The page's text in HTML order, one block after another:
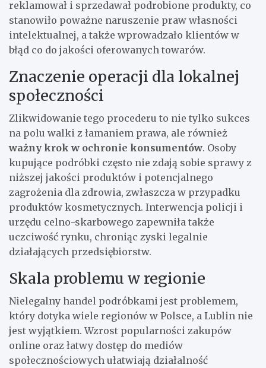
reklamował i sprzedawał podrobione produkty, co
stanowiło poważne naruszenie praw własności
intelektualnej, a także wprowadzało klientów w
błąd co do jakości oferowanych towarów.
Znaczenie operacji dla lokalnej
społeczności
Zlikwidowanie tego procederu to nie tylko sukces
na polu walki z łamaniem prawa, ale również
ważny krok w ochronie konsumentów. Osoby
kupujące podróbki często nie zdają sobie sprawy z
niższej jakości produktów i potencjalnego
zagrożenia dla zdrowia, zwłaszcza w przypadku
produktów kosmetycznych. Interwencja policji i
urzędu celno-skarbowego zapewniła także
uczciwość rynku, chroniąc zyski legalnie
działających przedsiębiorstw.
Skala problemu w regionie
Nielegalny handel podróbkami jest problemem,
który dotyka wiele regionów w Polsce, a Lublin nie
jest wyjątkiem. Wzrost popularności zakupów
online oraz łatwy dostęp do mediów
społecznościowych ułatwiają działalność